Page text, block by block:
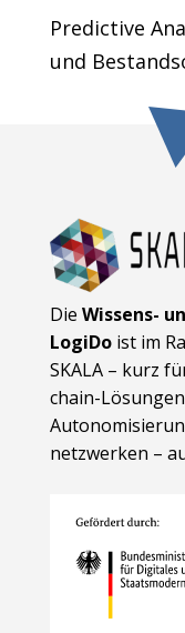
Predictive
und
Die Wissens-
LogiDoist im
SKALA – kurz
chain-
netzwerken –